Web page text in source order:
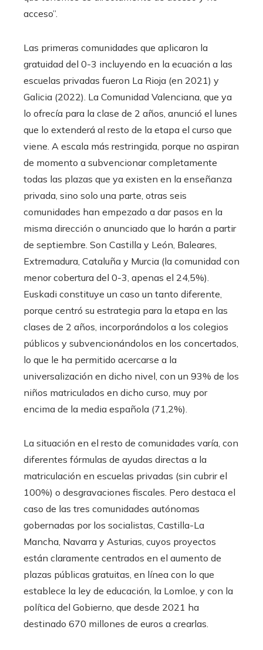
acceso”.
Las primeras comunidades que aplicaron la
gratuidad del 0-3 incluyendo en la ecuación a las
escuelas privadas fueron La Rioja (en 2021) y
Galicia (2022). La Comunidad Valenciana, que ya
lo ofrecía para la clase de 2 años, anunció el lunes
que lo extenderá al resto de la etapa el curso que
viene. A escala más restringida, porque no aspiran
de momento a subvencionar completamente
todas las plazas que ya existen en la enseñanza
privada, sino solo una parte, otras seis
comunidades han empezado a dar pasos en la
misma dirección o anunciado que lo harán a partir
de septiembre. Son Castilla y León, Baleares,
Extremadura, Cataluña y Murcia (la comunidad con
menor cobertura del 0-3, apenas el 24,5%).
Euskadi constituye un caso un tanto diferente,
porque centró su estrategia para la etapa en las
clases de 2 años, incorporándolos a los colegios
públicos y subvencionándolos en los concertados,
lo que le ha permitido acercarse a la
universalización en dicho nivel, con un 93% de los
niños matriculados en dicho curso, muy por
encima de la media española (71,2%).
La situación en el resto de comunidades varía, con
diferentes fórmulas de ayudas directas a la
matriculación en escuelas privadas (sin cubrir el
100%) o desgravaciones fiscales. Pero destaca el
caso de las tres comunidades autónomas
gobernadas por los socialistas, Castilla-La
Mancha, Navarra y Asturias, cuyos proyectos
están claramente centrados en el aumento de
plazas públicas gratuitas, en línea con lo que
establece la ley de educación, la Lomloe, y con la
política del Gobierno, que desde 2021 ha
destinado 670 millones de euros a crearlas.